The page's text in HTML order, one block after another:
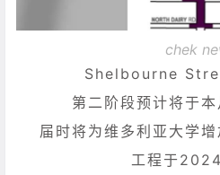
chek
Shelbourne
第二阶段预计将于
届时将为维多利亚大学
工程于